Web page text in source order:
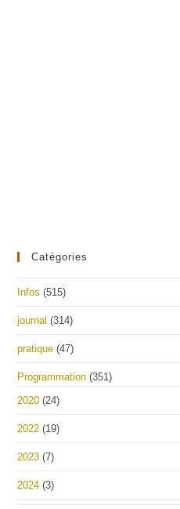
Catégories
Infos (515)
journal (314)
pratique (47)
Programmation (351)
2020 (24)
2022 (19)
2023 (7)
2024 (3)